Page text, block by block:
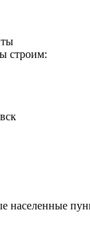
строим:
населенные